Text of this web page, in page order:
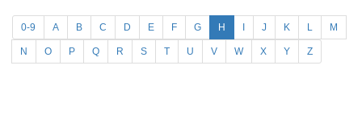
0-9 A B C D E F G H J K L M
N O P Q R S T U V W X Y Z